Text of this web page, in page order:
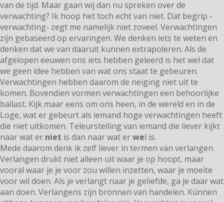
van de tijd. Maar gaan wij dan nu spreken over de
verwachting? Ik hoop het toch echt van niet. Dat begrip -
verwachting- zegt me namelijk niet zoveel. Verwachtingen
zijn gebaseerd op ervaringen. We denken iets te weten en
denken dat we van daaruit kunnen extrapoleren. Als de
afgelopen eeuwen ons iets hebben geleerd is het wel dat
we geen idee hebben van wat ons staat te gebeuren.
Verwachtingen hebben daarom de neiging niet uit te
komen. Bovendien vormen verwachtingen een behoorlijke
ballast. Kijk maar eens om ons heen, in de wereld en in de
Loge, wat er gebeurt als iemand hoge verwachtingen heeft
die niet uitkomen. Teleurstelling van iemand die liever kijkt
naar wat er niet is dan naar wat erwel is.
Mede daarom denk ik zelf liever in termen van verlangen.
Verlangen drukt niet alleen uit waar je op hoopt, maar
vooral waar je je voor zou willen inzetten, waar je moeite
voor wil doen. Als je verlangt naar je geliefde, ga je daar wat
aan doen. Verlangens zijn bronnen van handelen. Kúnnen